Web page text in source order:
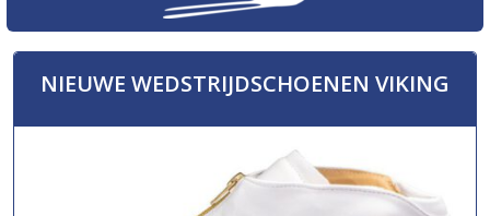
NIEUWE WEDSTRIJDSCHOENEN VIKING